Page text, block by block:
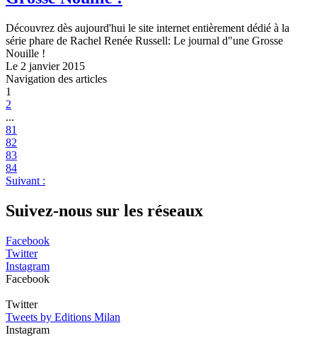
Découvrez dès aujourd'hui le site internet entièrement dédié à la
série phare de Rachel Renée Russell: Le journal d"une Grosse
Nouille !
Le 2 janvier 2015
Navigation des articles
1
2
...
81
82
83
84
Suivant :
Suivez-nous sur les réseaux
Facebook
Twitter
Instagram
Facebook
Twitter
Tweets by Editions Milan
Instagram